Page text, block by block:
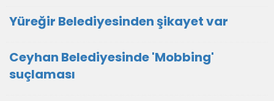
Yüreğir Belediyesinden şikayet var
Ceyhan Belediyesinde 'Mobbing'
suçlaması